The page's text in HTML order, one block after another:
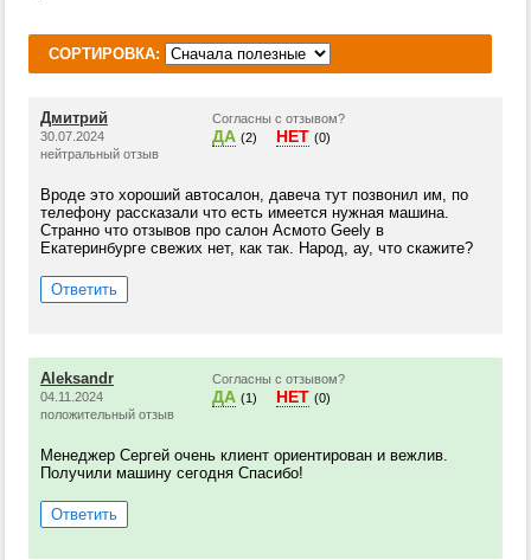
СОРТИРОВКА:
Дмитрий
30.07.2024
нейтральный отзыв
Согласны с отзывом?
ДА (2) НЕТ (0)
Вроде это хороший автосалон, давеча тут позвонил им, по
телефону рассказали что есть имеется нужная машина.
Странно что отзывов про салон Асмото Geely в
Екатеринбурге свежих нет, как так. Народ, ау, что скажите?
Ответить
Aleksandr
04.11.2024
положительный отзыв
Согласны с отзывом?
ДА (1) НЕТ (0)
Менеджер Сергей очень клиент ориентирован и вежлив.
Получили машину сегодня Спасибо!
Ответить